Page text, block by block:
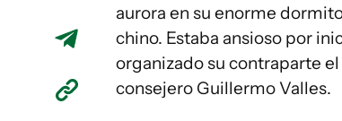
aurora en su enorme
chino. Estaba ansioso por
organizado su contraparte
consejero Guillermo Valles.